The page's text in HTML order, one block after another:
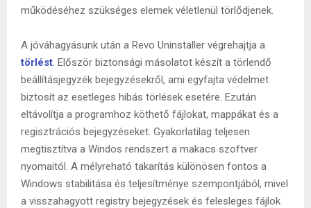
működéséhez szükséges elemek véletlenül törlődjenek.
A jóváhagyásunk után a Revo Uninstaller végrehajtja a
törlést . Először biztonsági másolatot készít a törlendő
beállításjegyzék bejegyzésekről, ami egyfajta védelmet
biztosít az esetleges hibás törlések esetére. Ezután
eltávolítja a programhoz köthető fájlokat, mappákat és a
regisztrációs bejegyzéseket. Gyakorlatilag teljesen
megtisztítva a Windos rendszert a makacs szoftver
nyomaitól. A mélyreható takarítás különösen fontos a
Windows stabilitása és teljesítménye szempontjából, mivel
a visszahagyott registry bejegyzések és felesleges fájlok